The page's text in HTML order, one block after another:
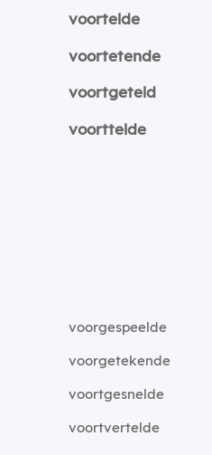
voortelde
voortetende
voortgeteld
voorttelde
voorgespeelde
voorgetekende
voortgesnelde
voortvertelde